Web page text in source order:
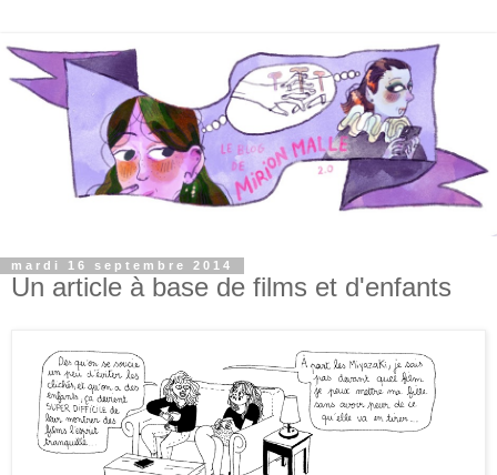
mardi 16 septembre 2014
Un article à base de films et d'enfants